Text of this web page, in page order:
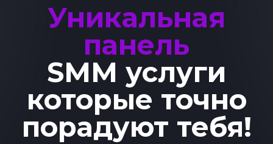
Уникальная
панель
SMM услуги
которые точно
порадуют тебя!